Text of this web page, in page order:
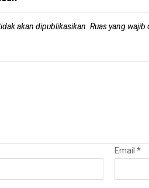
akan dipublikasikan. Ruas yang wajib
Email *